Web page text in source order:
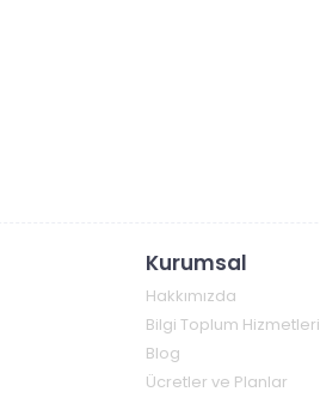
Kurumsal
Hakkımızda
Bilgi Toplum Hizmetleri
Blog
Ücretler ve Planlar